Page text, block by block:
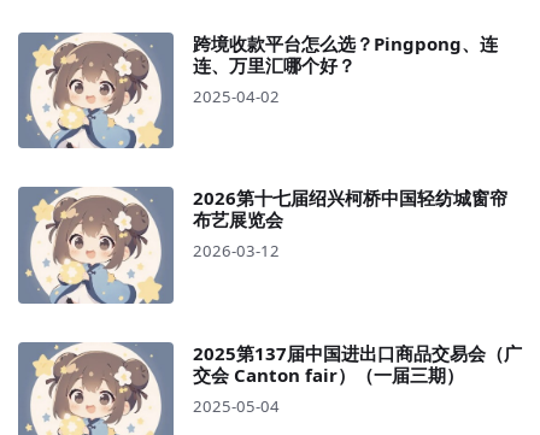
跨境收款平台怎么选？Pingpong、连
连、万里汇哪个好？
2025-04-02
2026第十七届绍兴柯桥中国轻纺城窗帘
布艺展览会
2026-03-12
2025第137届中国进出口商品交易会（广
交会 Canton fair）（一届三期）
2025-05-04